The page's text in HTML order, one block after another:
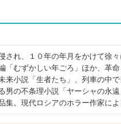
され、１０年の年月をかけて徐
むずかしい年ごろ」ほか、革
来小説「生者たち」、列車の中
男の不条理小説「ヤーシャの永
集。現代ロシアのホラー作家によ